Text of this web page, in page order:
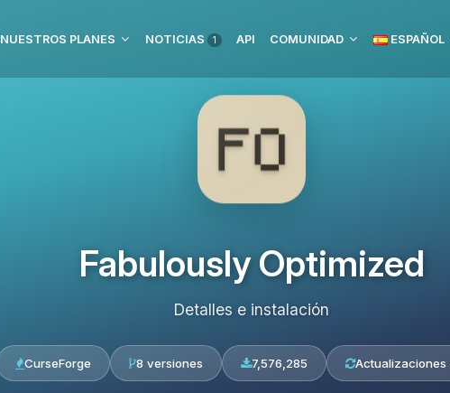
NUESTROS PLANES NOTICIAS 1 API COMUNIDAD ESPAÑOL
Fabulously Optimized
Detalles e instalación
CurseForge 8 versiones 7,576,285 Actualizaciones